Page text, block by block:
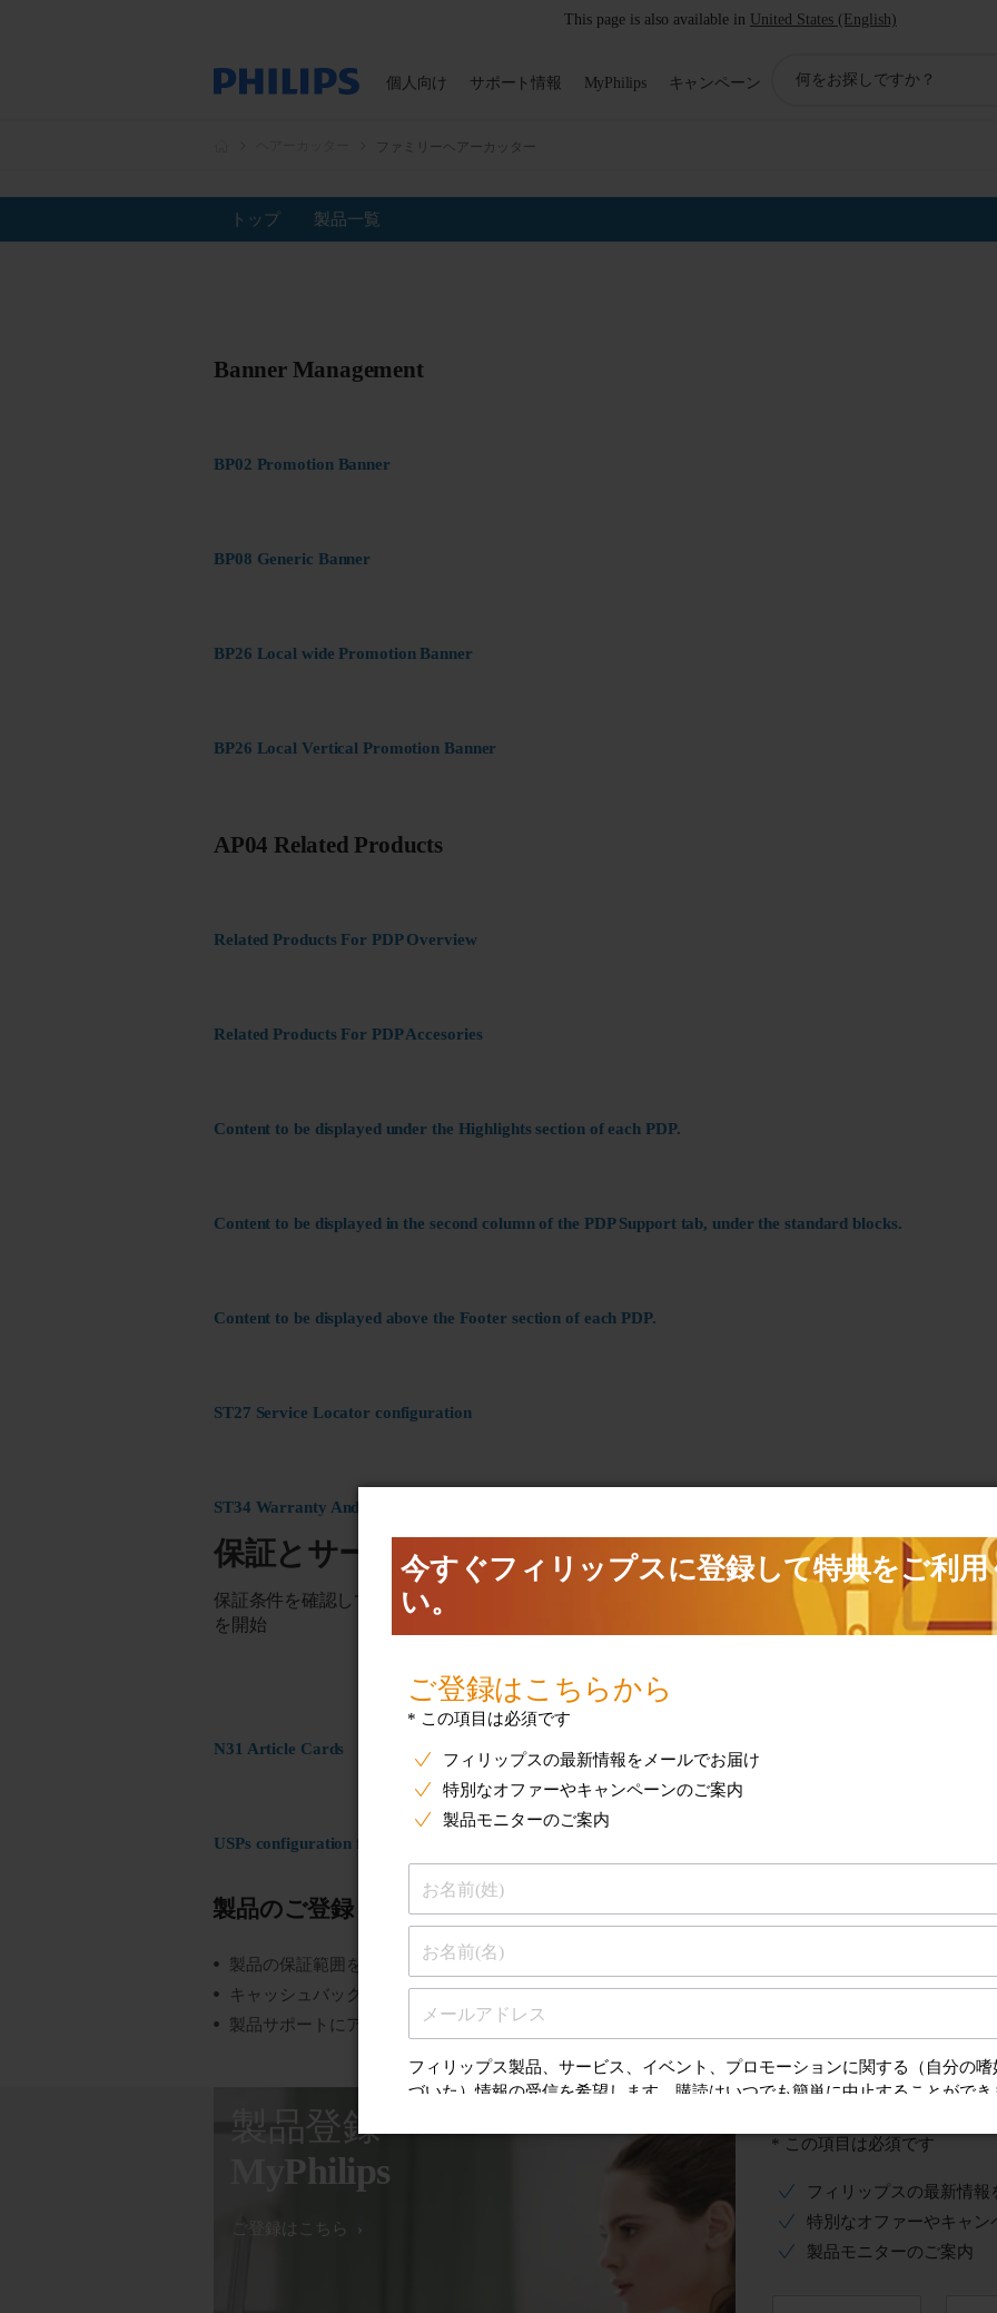
This page is also available in United States (English)
個人向け サポート情報 MyPhilips キャンペーン
ファミリーヘアーカッター
トップ 製品一覧
Banner Management
BP02 Promotion Banner
BP08 Generic Banner
BP26 Local wide Promotion Banner
BP26 Local Vertical Promotion Banner
AP04 Related Products
Related Products For PDP Overview
Related Products For PDP Accesories
Content to be displayed under the Highlights section of each PDP.
Content to be displayed in the second column of the PDP Support tab, under the standard blocks.
Content to be displayed above the Footer section of each PDP.
ST27 Service Locator configuration
ST34 Warranty And Service
保証とサービス
保証条件を確認して製品の交換または保証
を開始
製品保証を表示
お使いのフィリップス製品の保証条件をご確認
N31 Article Cards
USPs configuration for ST17 Register-now component
製品のご登録
製品の保証範囲を把握する
キャッシュバック、ギフト、特別オファーを受ける
製品サポートにアクセスする
製品登録
MyPhilips
ご登録はこちら
* この項目は必須です
フィリップスの最新情
特別なオファーやキャン
製品モニターのご案内